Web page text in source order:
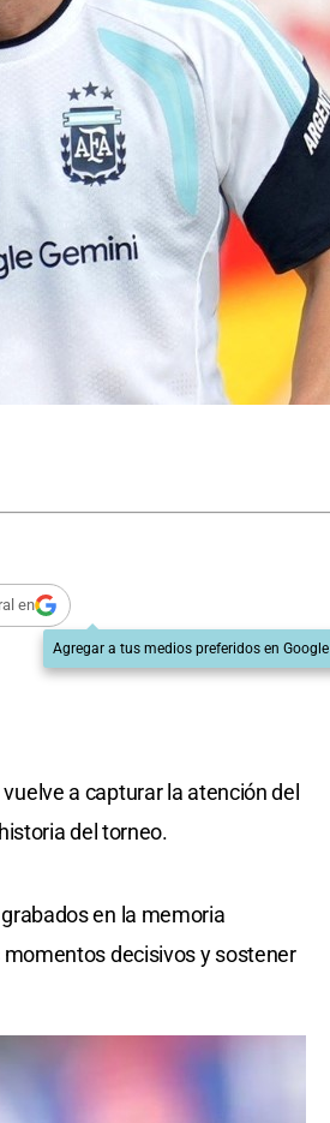
en
Agregar a tus medios preferidos en Google
a capturar la atención del
del torneo.
en la memoria
decisivos y sostener